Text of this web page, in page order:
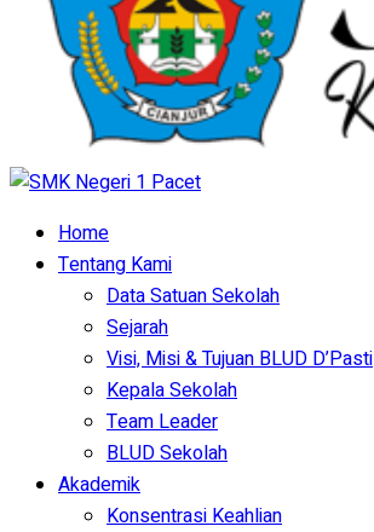
Home
Tentang Kami
Data Satuan Sekolah
Sejarah
Visi, Misi & Tujuan BLUD D’Pasti
Kepala Sekolah
Team Leader
BLUD Sekolah
Akademik
Konsentrasi Keahlian